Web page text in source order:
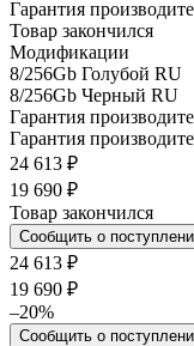
Гарантия
Товар закончился
Модификации
8/256Gb Голубой RU
8/256Gb Черный RU
Гарантия
Гарантия
24 613 ₽
19 690 ₽
Товар закончился
Сообщить о
24 613 ₽
19 690 ₽
–20%
Сообщить о